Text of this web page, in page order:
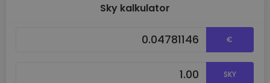
Sky kalkulator
€
SKY